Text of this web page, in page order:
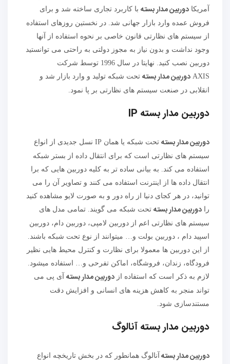
آمریکا دوربین مدار بسته با کاربرد تجاری ساخته شد و برای
فروش عمده وارد بازار جهانی شد. در نخستین روزهای استفاده
از سیستم های نظارتی قانون خاصی بر نحوه استفاده از آنها
وجود نداشت و بدون نیاز به مجوز دولتی به راحتی می توانستید
دوربین نصب کنید. نهایتا در سال 1996 توسط شرکت
AXIS دوربین مدار بسته تحت شبکه تولید و وارد بازار شد و
انقلابی در صنعت سیستم های نظارتی بر پا نمود.
دوربین مدار بسته IP
دوربین مدار بسته
تحت شبکه یا همان IP نسل جدیدی از انواع
سیستم های نظارتی است که برای انتقال داده از بستر شبکه
استفاده می کند. به بیانی ساده تر به کلیه دوربین هایی که برا
انتقال داده ها از اینترنت استفاده می کنند و تصاویر آن را می
توانید، در هر کجای دنیا از راه دور و به صورت لایو مشاهده کنید
را دوربین مدار بسته تحت شبکه می گویند. تمامی مدل های
سیستم های نظارتی اعم از دوربین لامپی، دوربین دام، دوربین
اسپید دام ، دوربین بولت و… میتوانند از نوع تحت شبکه باشند.
از این دوربین ها معمولا برای نظارت و کنترل محیط هایی نظیر
فرودگاه، زندان، فروشگاه، اماکن تفرحی و… استفاده میشود.
لازم به ذکر است که استفاده از دوربین مدار بسته آی پی می
تواند منجر به کاهش هزینه های انسانی و افزایش دقت
مستندسازی شود.
دوربین مدار بسته آنالوگ
دوربین مدار بسته آنالوگ همانطور که در بخش تاریخچه انواع